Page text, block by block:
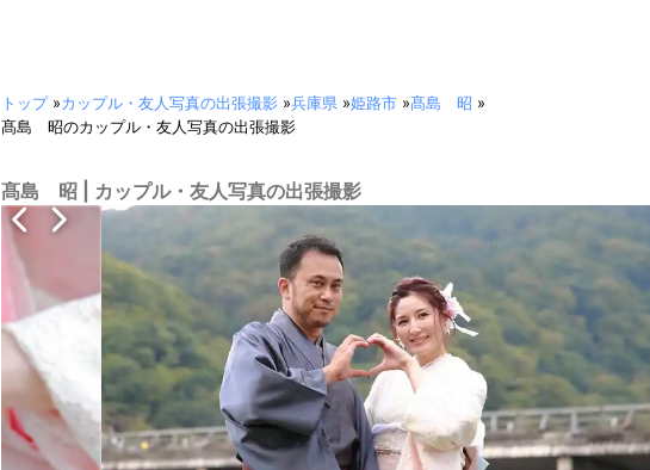
トップ»カップル・友人写真の出張撮影 »兵庫県 »姫路市 »髙島 昭 »
髙島 昭のカップル・友人写真の出張撮影
髙島 昭 | カップル・友人写真の出張撮影